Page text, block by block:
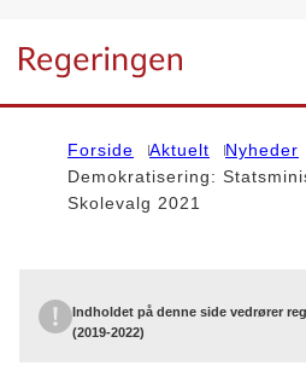
Gå til forsiden
Forside Aktuelt Nyheder
Demokratisering:
Skolevalg 2021
Indholdet på denne side vedrører
(2019-2022)